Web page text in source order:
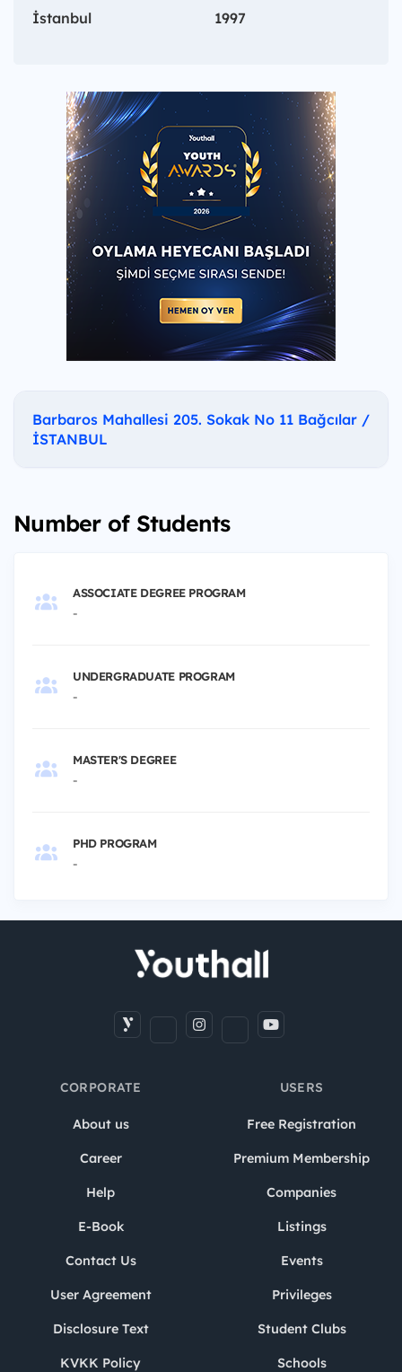
İstanbul 1997
Barbaros Mahallesi 205. Sokak No 11 Bağcılar /
İSTANBUL
Number of Students
ASSOCIATE DEGREE PROGRAM
-
UNDERGRADUATE PROGRAM
-
MASTER'S DEGREE
-
PHD PROGRAM
-
CORPORATE
About us
Career
Help
E-Book
Contact Us
User Agreement
Disclosure Text
KVKK Policy
USERS
Free Registration
Premium Membership
Companies
Listings
Events
Privileges
Student Clubs
Schools